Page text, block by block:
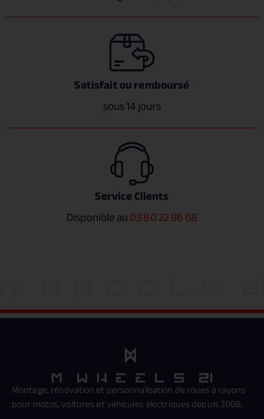
Satisfait ou remboursé
sous 14 jours
Service Clients
Disponible au03 80 22 96 68
Montage, rénovation et personnalisation de roues à rayons
pour motos, voitures et véhicules électriques depuis 2008.